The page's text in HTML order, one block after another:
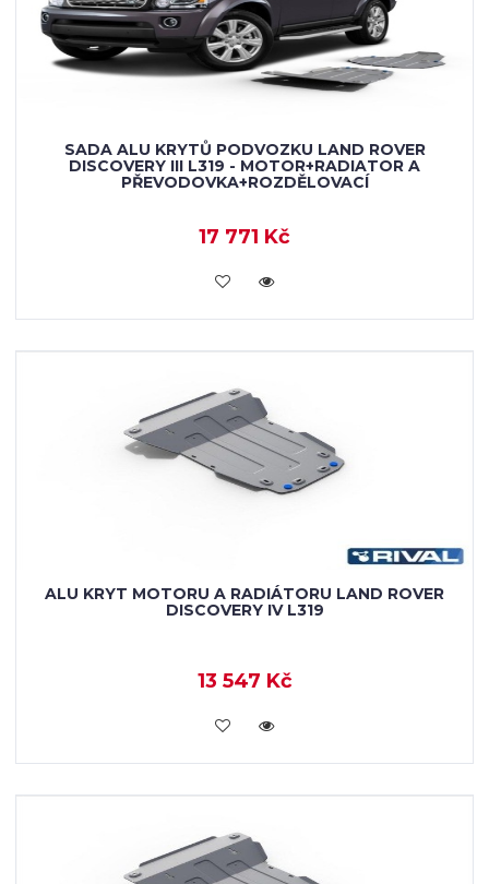
SADA ALU KRYTŮ PODVOZKU LAND ROVER
DISCOVERY III L319 - MOTOR+RADIATOR A
PŘEVODOVKA+ROZDĚLOVACÍ
17 771 Kč
KOUPIT
ALU KRYT MOTORU A RADIÁTORU LAND ROVER
DISCOVERY IV L319
13 547 Kč
KOUPIT